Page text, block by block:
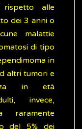
alle
dei 3 anni o
malattie
di tipo
in
altri tumori e
in età
invece,
raramente
del 5% dei